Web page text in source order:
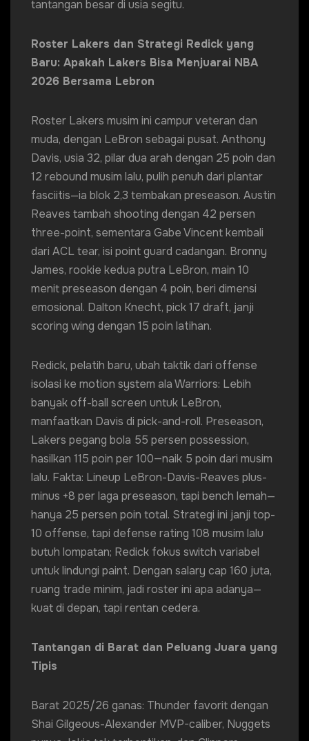
tantangan besar di usia segitu.
Roster Lakers dan Strategi Redick yang
Baru: Apakah Lakers Bisa Menjuarai NBA
2026 Bersama Lebron
Roster Lakers musim ini campur veteran dan
muda, dengan LeBron sebagai pusat. Anthony
Davis, usia 32, pilar dua arah dengan 25 poin dan
12 rebound musim lalu, pulih penuh dari plantar
fasciitis—ia blok 2,3 tembakan preseason. Austin
Reaves tambah shooting dengan 42 persen
three-point, sementara Gabe Vincent kembali
dari ACL tear, isi point guard cadangan. Bronny
James, rookie kedua putra LeBron, main 10
menit preseason dengan 4 poin, beri dimensi
emosional. Dalton Knecht, pick 17 draft, janji
scoring wing dengan 15 poin latihan.
Redick, pelatih baru, ubah taktik dari offense
isolasi ke motion system ala Warriors: Lebih
banyak off-ball screen untuk LeBron,
manfaatkan Davis di pick-and-roll. Preseason,
Lakers pegang bola 55 persen possession,
hasilkan 115 poin per 100—naik 5 poin dari musim
lalu. Fakta: Lineup LeBron-Davis-Reaves plus-
minus +8 per laga preseason, tapi bench lemah—
hanya 25 persen poin total. Strategi ini janji top-
10 offense, tapi defense rating 108 musim lalu
butuh lompatan; Redick fokus switch variabel
untuk lindungi paint. Dengan salary cap 160 juta,
ruang trade minim, jadi roster ini apa adanya—
kuat di depan, tapi rentan cedera.
Tantangan di Barat dan Peluang Juara yang
Tipis
Barat 2025/26 ganas: Thunder favorit dengan
Shai Gilgeous-Alexander MVP-caliber, Nuggets